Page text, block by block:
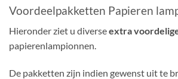
Voordeelpakketten Papieren
Hieronder ziet u diverseextra
papierenlampionnen.
De pakketten zijn indien gewenst uit te